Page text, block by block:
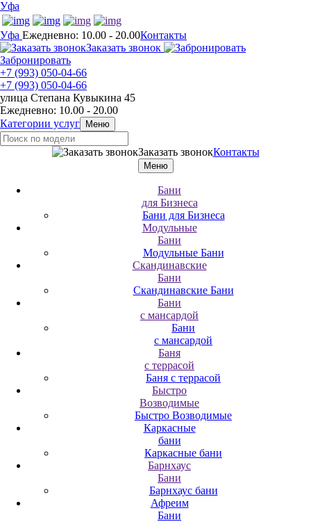
Уфа
Уфа Ежедневно: 10.00 - 20.00Контакты
Заказать звонок
Забронировать
+7 (993) 050-04-66
+7 (993) 050-04-66
улица Степана Кувыкина 45
Ежедневно: 10.00 - 20.00
Категории услуг
Меню
Заказать звонокКонтакты
Меню
Бани
для Бизнеса
Бани для Бизнеса
Модульные
Бани
Модульные Бани
Скандинавские
Бани
Скандинавские Бани
Бани
с мансардой
Бани
с мансардой
Баня
с террасой
Баня с террасой
Быстро
Возводимые
Быстро Возводимые
Каркасные
бани
Каркасные бани
Барнхаус
Бани
Барнхаус бани
Афреим
Бани